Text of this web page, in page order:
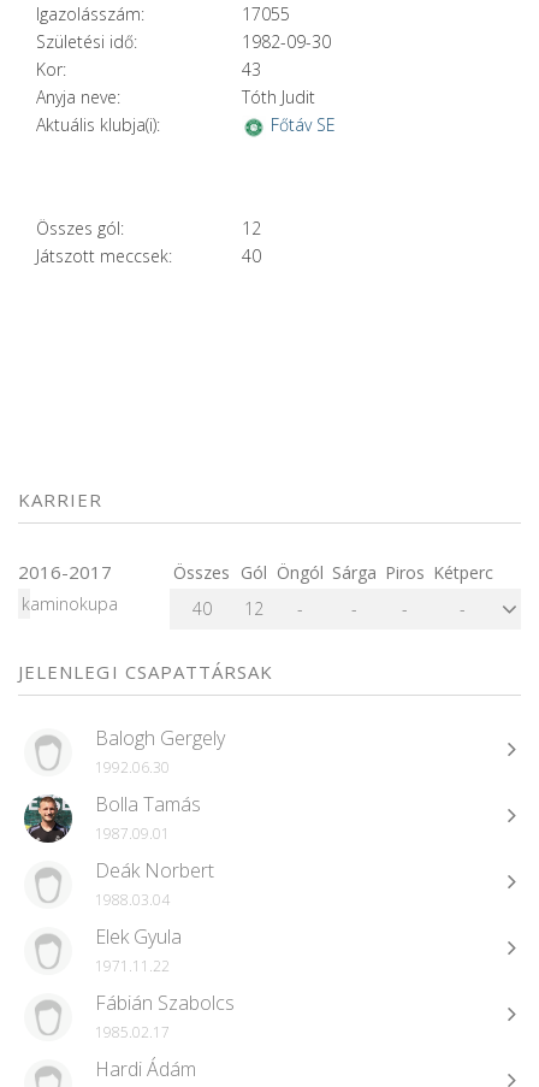
Igazolásszám:
17055
Születési idő:
1982-09-30
Kor:
43
Anyja neve:
Tóth Judit
Aktuális klubja(i):
Főtáv SE
Összes gól:
12
Játszott meccsek:
40
KARRIER
2016-2017 Összes Gól Öngól Sárga Piros Kétperc
kaminokupa
40 12 - - - -
JELENLEGI CSAPATTÁRSAK
Balogh Gergely
1992.06.30
Bolla Tamás
1987.09.01
Deák Norbert
1988.03.04
Elek Gyula
1971.11.22
Fábián Szabolcs
1985.02.17
Hardi Ádám